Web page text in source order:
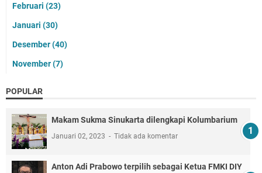
Februari (23)
Januari (30)
Desember(40)
November(7)
POPULAR
Makam Sukma Sinukarta dilengkapi Kolumbarium
Januari 02, 2023 Tidak ada komentar
Anton Adi Prabowo terpilih sebagai Ketua FMKI DIY